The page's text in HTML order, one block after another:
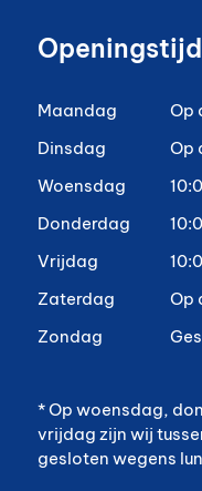
Maandag
Op
Dinsdag
Op
Woensdag
Donderdag
Vrijdag
Zaterdag
Op
Zondag
* Op woensdag,
vrijdag zijn wij
gesloten wegens